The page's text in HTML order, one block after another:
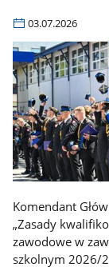
03.07.2026
Komendant
„Zasady
zawodowe w
szkolnym 2026/